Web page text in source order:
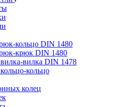
кольцо DIN 1480
крюк DIN 1480
вилка DIN 1478
кольцо
колец